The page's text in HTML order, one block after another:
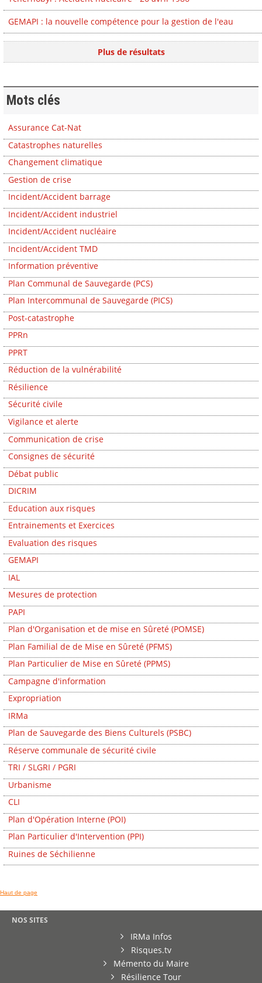
GEMAPI : la nouvelle compétence pour la gestion de l'eau
Plus de résultats
Mots clés
Assurance Cat-Nat
Catastrophes naturelles
Changement climatique
Gestion de crise
Incident/Accident barrage
Incident/Accident industriel
Incident/Accident nucléaire
Incident/Accident TMD
Information préventive
Plan Communal de Sauvegarde (PCS)
Plan Intercommunal de Sauvegarde (PICS)
Post-catastrophe
PPRn
PPRT
Réduction de la vulnérabilité
Résilience
Sécurité civile
Vigilance et alerte
Communication de crise
Consignes de sécurité
Débat public
DICRIM
Education aux risques
Entrainements et Exercices
Evaluation des risques
GEMAPI
IAL
Mesures de protection
PAPI
Plan d'Organisation et de mise en Sûreté (POMSE)
Plan Familial de de Mise en Sûreté (PFMS)
Plan Particulier de Mise en Sûreté (PPMS)
Campagne d'information
Expropriation
IRMa
Plan de Sauvegarde des Biens Culturels (PSBC)
Réserve communale de sécurité civile
TRI / SLGRI / PGRI
Urbanisme
CLI
Plan d'Opération Interne (POI)
Plan Particulier d'Intervention (PPI)
Ruines de Séchilienne
Haut de page
NOS SITES
IRMa Infos
Risques.tv
Mémento du Maire
Résilience Tour